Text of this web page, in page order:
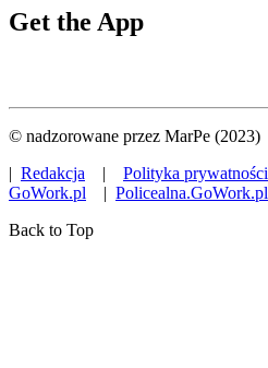
Get the App
© nadzorowane przez MarPe (2023)
| Redakcja | Polityka prywatności
GoWork.pl | Policealna.GoWork.pl
Back to Top